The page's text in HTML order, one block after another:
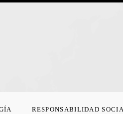
RESPONSABILIDAD